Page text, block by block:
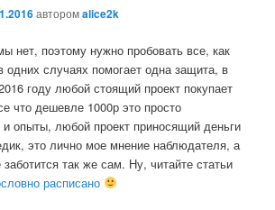
авторомalice2k
нет, поэтому нужно пробовать все, как
одних случаях помогает одна защита, в
году любой стоящий проект покупает
что дешевле 1000р это просто
опыты, любой проект приносящий деньги
это лично мое мнение наблюдателя, а
так же сам. Ну, читайте статьи
расписано